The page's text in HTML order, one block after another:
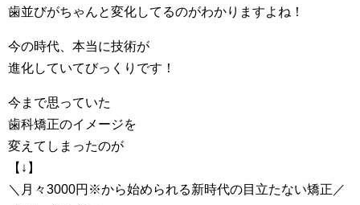
歯並びがちゃんと変化してるのがわかりますよね！
今の時代、本当に技術が
進化していてびっくりです！
今まで思っていた
歯科矯正のイメージを
変えてしまったのが
【↓】
＼月々3000円※から始められる新時代の目立たない矯正／